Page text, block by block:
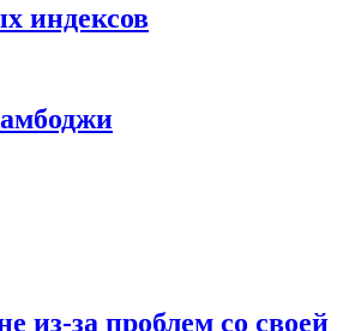
индексов
из-за проблем со